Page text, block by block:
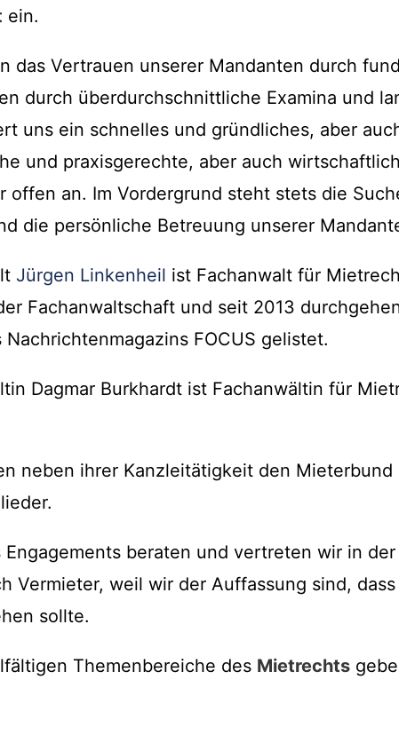
ein.
das Vertrauen unserer Mandanten durch
durch überdurchschnittliche Examina und
uns ein schnelles und gründliches, aber
und praxisgerechte, aber auch
offen an. Im Vordergrund steht stets die
die persönliche Betreuung unserer
Jürgen Linkenheil ist Fachanwalt für
Fachanwaltschaft und seit 2013
FOCUS gelistet.
Dagmar Burkhardt ist Fachanwältin für
neben ihrer Kanzleitätigkeit den
Engagements beraten und vertreten wir in
Vermieter, weil wir der Auffassung sind,
sollte.
Themenbereiche des Mietrechts